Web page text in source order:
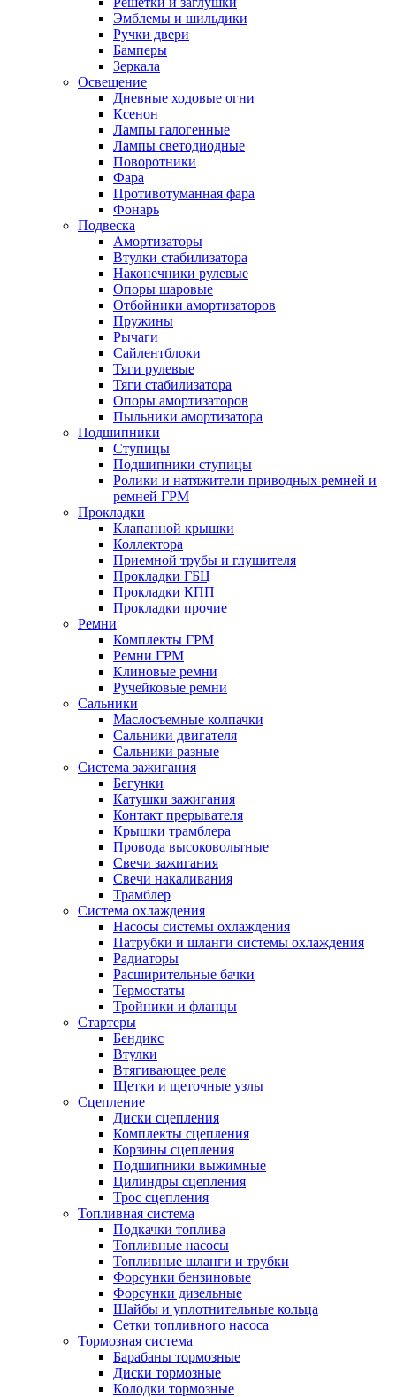
Эмблемы и шильдики
Ручки двери
Бамперы
Зеркала
Освещение
Дневные ходовые огни
Ксенон
Лампы галогенные
Лампы светодиодные
Поворотники
Фара
Противотуманная фара
Фонарь
Подвеска
Амортизаторы
Втулки стабилизатора
Наконечники рулевые
Опоры шаровые
Отбойники амортизаторов
Пружины
Рычаги
Сайлентблоки
Тяги рулевые
Тяги стабилизатора
Опоры амортизаторов
Пыльники амортизатора
Подшипники
Ступицы
Подшипники ступицы
Ролики и натяжители приводных ремней и
ремней ГРМ
Прокладки
Клапанной крышки
Коллектора
Приемной трубы и глушителя
Прокладки ГБЦ
Прокладки КПП
Прокладки прочие
Ремни
Комплекты ГРМ
Ремни ГРМ
Клиновые ремни
Ручейковые ремни
Сальники
Маслосъемные колпачки
Сальники двигателя
Сальники разные
Система зажигания
Бегунки
Катушки зажигания
Контакт прерывателя
Крышки трамблера
Провода высоковольтные
Свечи зажигания
Свечи накаливания
Трамблер
Система охлаждения
Насосы системы охлаждения
Патрубки и шланги системы охлаждения
Радиаторы
Расширительные бачки
Термостаты
Тройники и фланцы
Стартеры
Бендикс
Втулки
Втягивающее реле
Щетки и щеточные узлы
Сцепление
Диски сцепления
Комплекты сцепления
Корзины сцепления
Подшипники выжимные
Цилиндры сцепления
Трос сцепления
Топливная система
Подкачки топлива
Топливные насосы
Топливные шланги и трубки
Форсунки бензиновые
Форсунки дизельные
Шайбы и уплотнительные кольца
Сетки топливного насоса
Тормозная система
Барабаны тормозные
Диски тормозные
Колодки тормозные